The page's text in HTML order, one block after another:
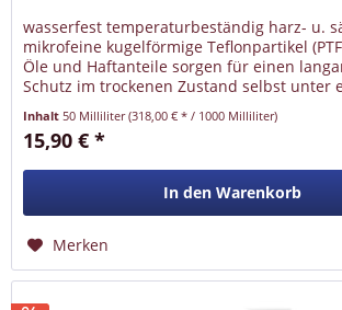
wasserfest temperaturbeständig harz- u.
mikrofeine kugelförmige Teflonpartikel
Öle und Haftanteile sorgen für einen
Schutz im trockenen Zustand selbst unter
Inhalt 50 Milliliter(318,00 € * / 1000 Milliliter)
15,90 € *
In den Warenkorb
Merken